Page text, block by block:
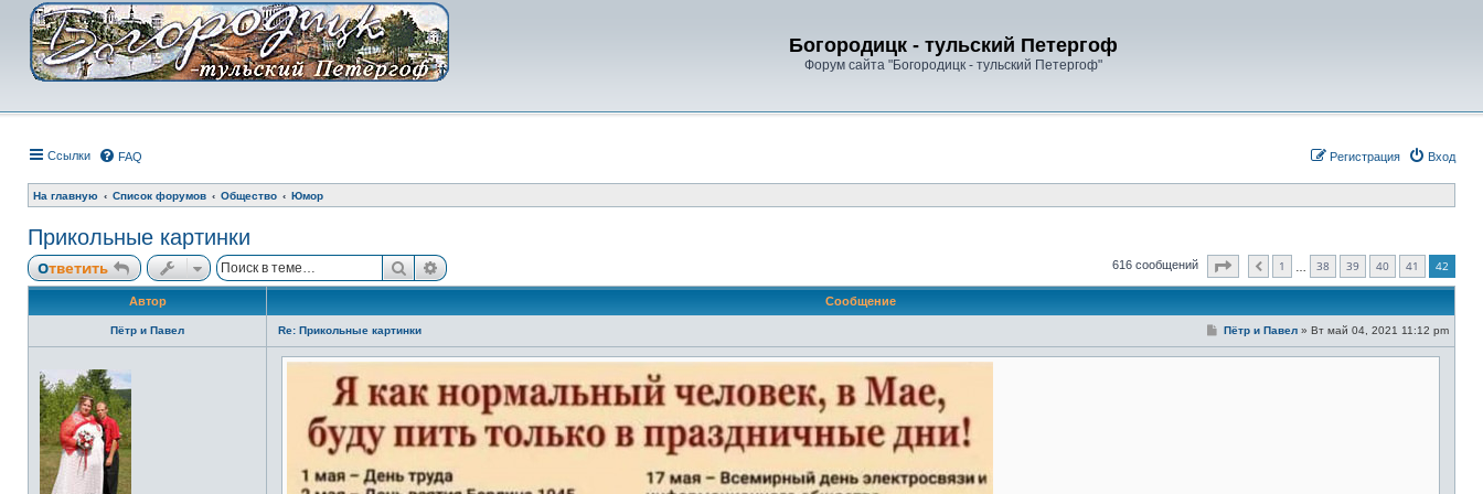
Богородицк - тульский Петергоф
Форум сайта "Богородицк - тульский Петергоф"
Ссылки FAQ Вход
Регистрация
На главную Список форумов Общество Юмор
Прикольные картинки
Ответить ПоискРасширенный поиск 616 сообщений Страница 42
Пред.
1 38 39 40 41 42
Автор Сообщение
Пётр и Павел
е
в
с
е
т
и
Re: Прикольные картинки
С
о
Пётр и Павел » Вт май 04, 2021 11:12 pm